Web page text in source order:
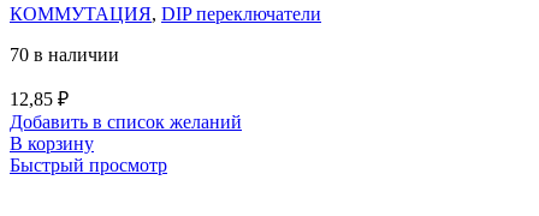
КОММУТАЦИЯ, DIP переключатели
70 в наличии
12,85 ₽
Добавить в список желаний
В корзину
Быстрый просмотр